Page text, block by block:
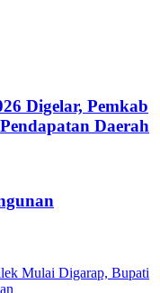
Digelar, Pemkab
Daerah